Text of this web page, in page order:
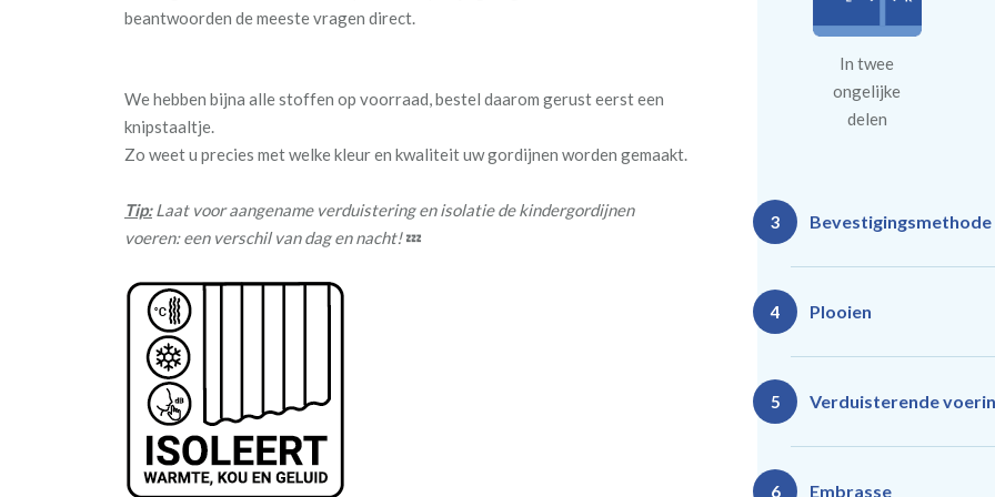
beantwoorden de meeste vragen direct.
We hebben bijna alle stoffen op voorraad, bestel daarom gerust eerst een
knipstaaltje.
Zo weet u precies met welke kleur en kwaliteit uw gordijnen worden gemaakt.
Tip:Laat voor aangename verduistering en isolatie de kindergordijnen
voeren: een verschil van dag en nacht!💤
In twee
ongelijke
delen
3 Bevestigingsmethode
Rails
4 Plooien
Enkele plooi
5 Verduisterende
Gevoerde gordijnen
6 Embrasse